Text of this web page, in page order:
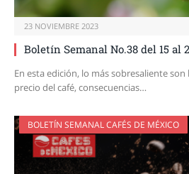
23 NOVIEMBRE 2023
Boletín Semanal No.38 del 15 al
En esta edición, lo más sobresaliente
precio del café, consecuencias…
BOLETÍN SEMANAL CAFÉS DE MÉXICO